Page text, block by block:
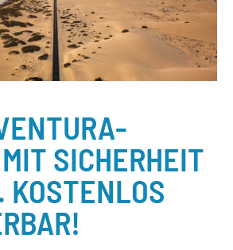
SICHERHEIT
KOSTENLOS